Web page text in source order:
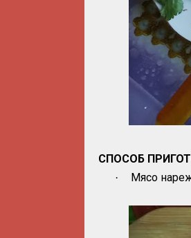
СПОСОБ
· Мясо